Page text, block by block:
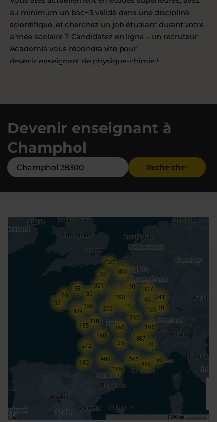
au minimum un bac+3 validé dans une discipline
scientifique, et cherchez un job étudiant durant votre
année scolaire ? Candidatez en ligne – un recruteur
Acadomia vous répondra vite pour
devenir enseignant de physique-chimie !
Devenir enseignant à
Champhol
Rechercher